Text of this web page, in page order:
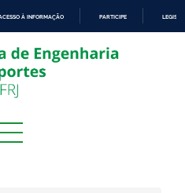
PARA
O
CONTEÚDO
À INFORMAÇÃO PARTICIPE